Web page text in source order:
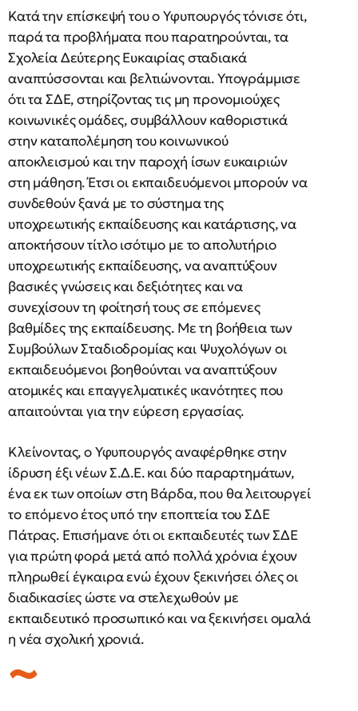
Κατά την επίσκεψή του ο Υφυπουργός τόνισε ότι,
παρά τα προβλήματα που παρατηρούνται, τα
Σχολεία Δεύτερης Ευκαιρίας σταδιακά
αναπτύσσονται και βελτιώνονται. Υπογράμμισε
ότι τα ΣΔΕ, στηρίζοντας τις μη προνομιούχες
κοινωνικές ομάδες, συμβάλλουν καθοριστικά
στην καταπολέμηση του κοινωνικού
αποκλεισμού και την παροχή ίσων ευκαιριών
στη μάθηση. Έτσι οι εκπαιδευόμενοι μπορούν να
συνδεθούν ξανά με το σύστημα της
υποχρεωτικής εκπαίδευσης και κατάρτισης, να
αποκτήσουν τίτλο ισότιμο με το απολυτήριο
υποχρεωτικής εκπαίδευσης, να αναπτύξουν
βασικές γνώσεις και δεξιότητες και να
συνεχίσουν τη φοίτησή τους σε επόμενες
βαθμίδες της εκπαίδευσης. Με τη βοήθεια των
Συμβούλων Σταδιοδρομίας και Ψυχολόγων οι
εκπαιδευόμενοι βοηθούνται να αναπτύξουν
ατομικές και επαγγελματικές ικανότητες που
απαιτούνται για την εύρεση εργασίας.
Κλείνοντας, ο Υφυπουργός αναφέρθηκε στην
ίδρυση έξι νέων Σ.Δ.Ε. και δύο παραρτημάτων,
ένα εκ των οποίων στη Βάρδα, που θα λειτουργεί
το επόμενο έτος υπό την εποπτεία του ΣΔΕ
Πάτρας. Επισήμανε ότι οι εκπαιδευτές των ΣΔΕ
για πρώτη φορά μετά από πολλά χρόνια έχουν
πληρωθεί έγκαιρα ενώ έχουν ξεκινήσει όλες οι
διαδικασίες ώστε να στελεχωθούν με
εκπαιδευτικό προσωπικό και να ξεκινήσει ομαλά
η νέα σχολική χρονιά.